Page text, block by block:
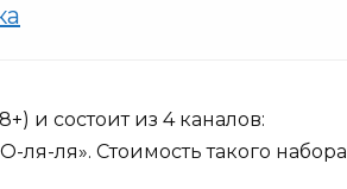
и состоит из 4 каналов:
ля-ля». Стоимость такого набора